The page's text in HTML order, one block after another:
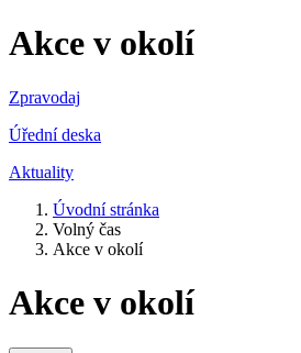
Akce v okolí
Zpravodaj
Úřední deska
Aktuality
Úvodní stránka
Volný čas
Akce v okolí
Akce v okolí